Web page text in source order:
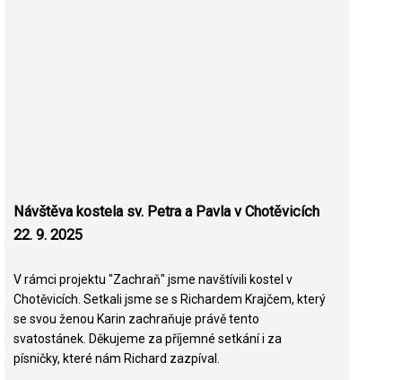
Návštěva kostela sv. Petra a Pavla v Chotěvicích
22. 9. 2025
V rámci projektu "Zachraň" jsme navštívili kostel v
Chotěvicích. Setkali jsme se s Richardem Krajčem, který
se svou ženou Karin zachraňuje právě tento
svatostánek. Děkujeme za příjemné setkání i za
písničky, které nám Richard zazpíval.